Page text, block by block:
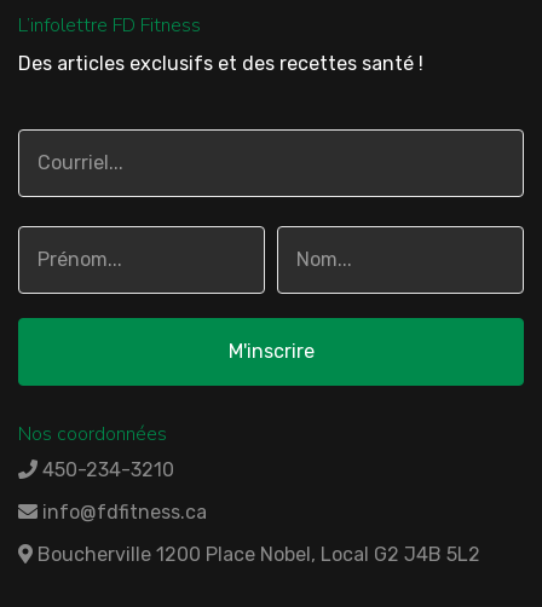
L’infolettre FD Fitness
Des articles exclusifs et des recettes santé !
Nos coordonnées
450-234-3210
info@fdfitness.ca
Boucherville 1200 Place Nobel, Local G2 J4B 5L2